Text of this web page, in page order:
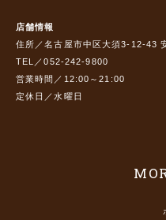
店舗情報
住所／名古屋市中区大須3-12-43
TEL／052-242-9800
営業時間／12:00～21:00
定休日／水曜日